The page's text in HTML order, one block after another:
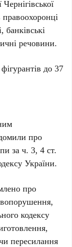
речовини.
до 37
про
за ч. 3, 4 ст.
України.
про
кодексу
пересилання